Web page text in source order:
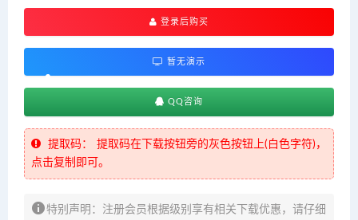
登录后购买
暂无演示
QQ咨询
提取码：
提取码在下载按钮旁的灰色按钮上(白色字符)，
点击复制即可。
特别声明：注册会员根据级别享有相关下载优惠，请仔细